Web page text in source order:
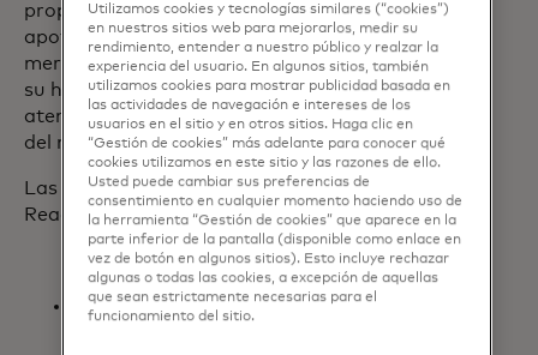
propuestas. Creamos Global Reach para
apoyar las ambiciones de expansión de
mercado de nuestros socios, simplificar
su hoja de ruta de comercialización y
atender a sus clientes en más mercados
del mundo.”
Las características del programa Global
Reach Socio de Mastercard incluyen:
Velocidad de comercialización:
Utilizamos cookies y tecnologías similares (“cookies”)
en nuestros sitios web para mejorarlos, medir su
rendimiento, entender a nuestro público y realzar la
experiencia del usuario. En algunos sitios, también
utilizamos cookies para mostrar publicidad basada en
las actividades de navegación e intereses de los
usuarios en el sitio y en otros sitios. Haga clic en
“Gestión de cookies” más adelante para conocer qué
cookies utilizamos en este sitio y las razones de ello.
Usted puede cambiar sus preferencias de
consentimiento en cualquier momento haciendo uso de
la herramienta “Gestión de cookies” que aparece en la
parte inferior de la pantalla (disponible como enlace en
vez de botón en algunos sitios). Esto incluye rechazar
algunas o todas las cookies, a excepción de aquellas
que sean estrictamente necesarias para el
funcionamiento del sitio.